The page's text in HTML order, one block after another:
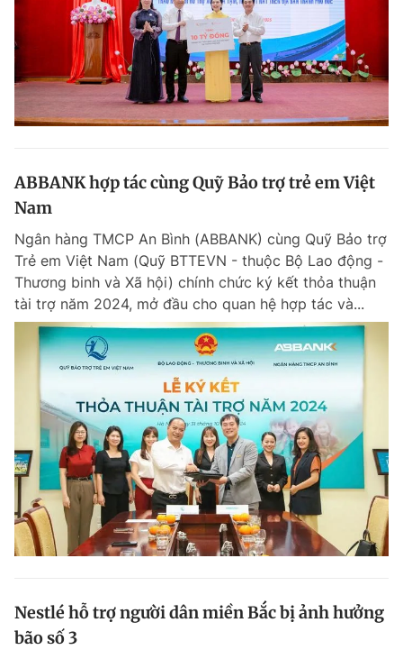
ABBANK hợp tác cùng Quỹ Bảo trợ trẻ em Việt
Nam
Ngân hàng TMCP An Bình (ABBANK) cùng Quỹ Bảo trợ
Trẻ em Việt Nam (Quỹ BTTEVN - thuộc Bộ Lao động -
Thương binh và Xã hội) chính chức ký kết thỏa thuận
tài trợ năm 2024, mở đầu cho quan hệ hợp tác và...
Nestlé hỗ trợ người dân miền Bắc bị ảnh hưởng
bão số 3